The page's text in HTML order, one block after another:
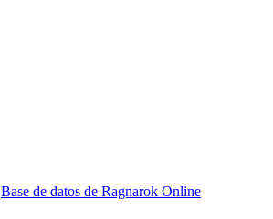
Base de datos de Ragnarok Online